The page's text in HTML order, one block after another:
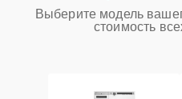
Выберите модель
стоимость